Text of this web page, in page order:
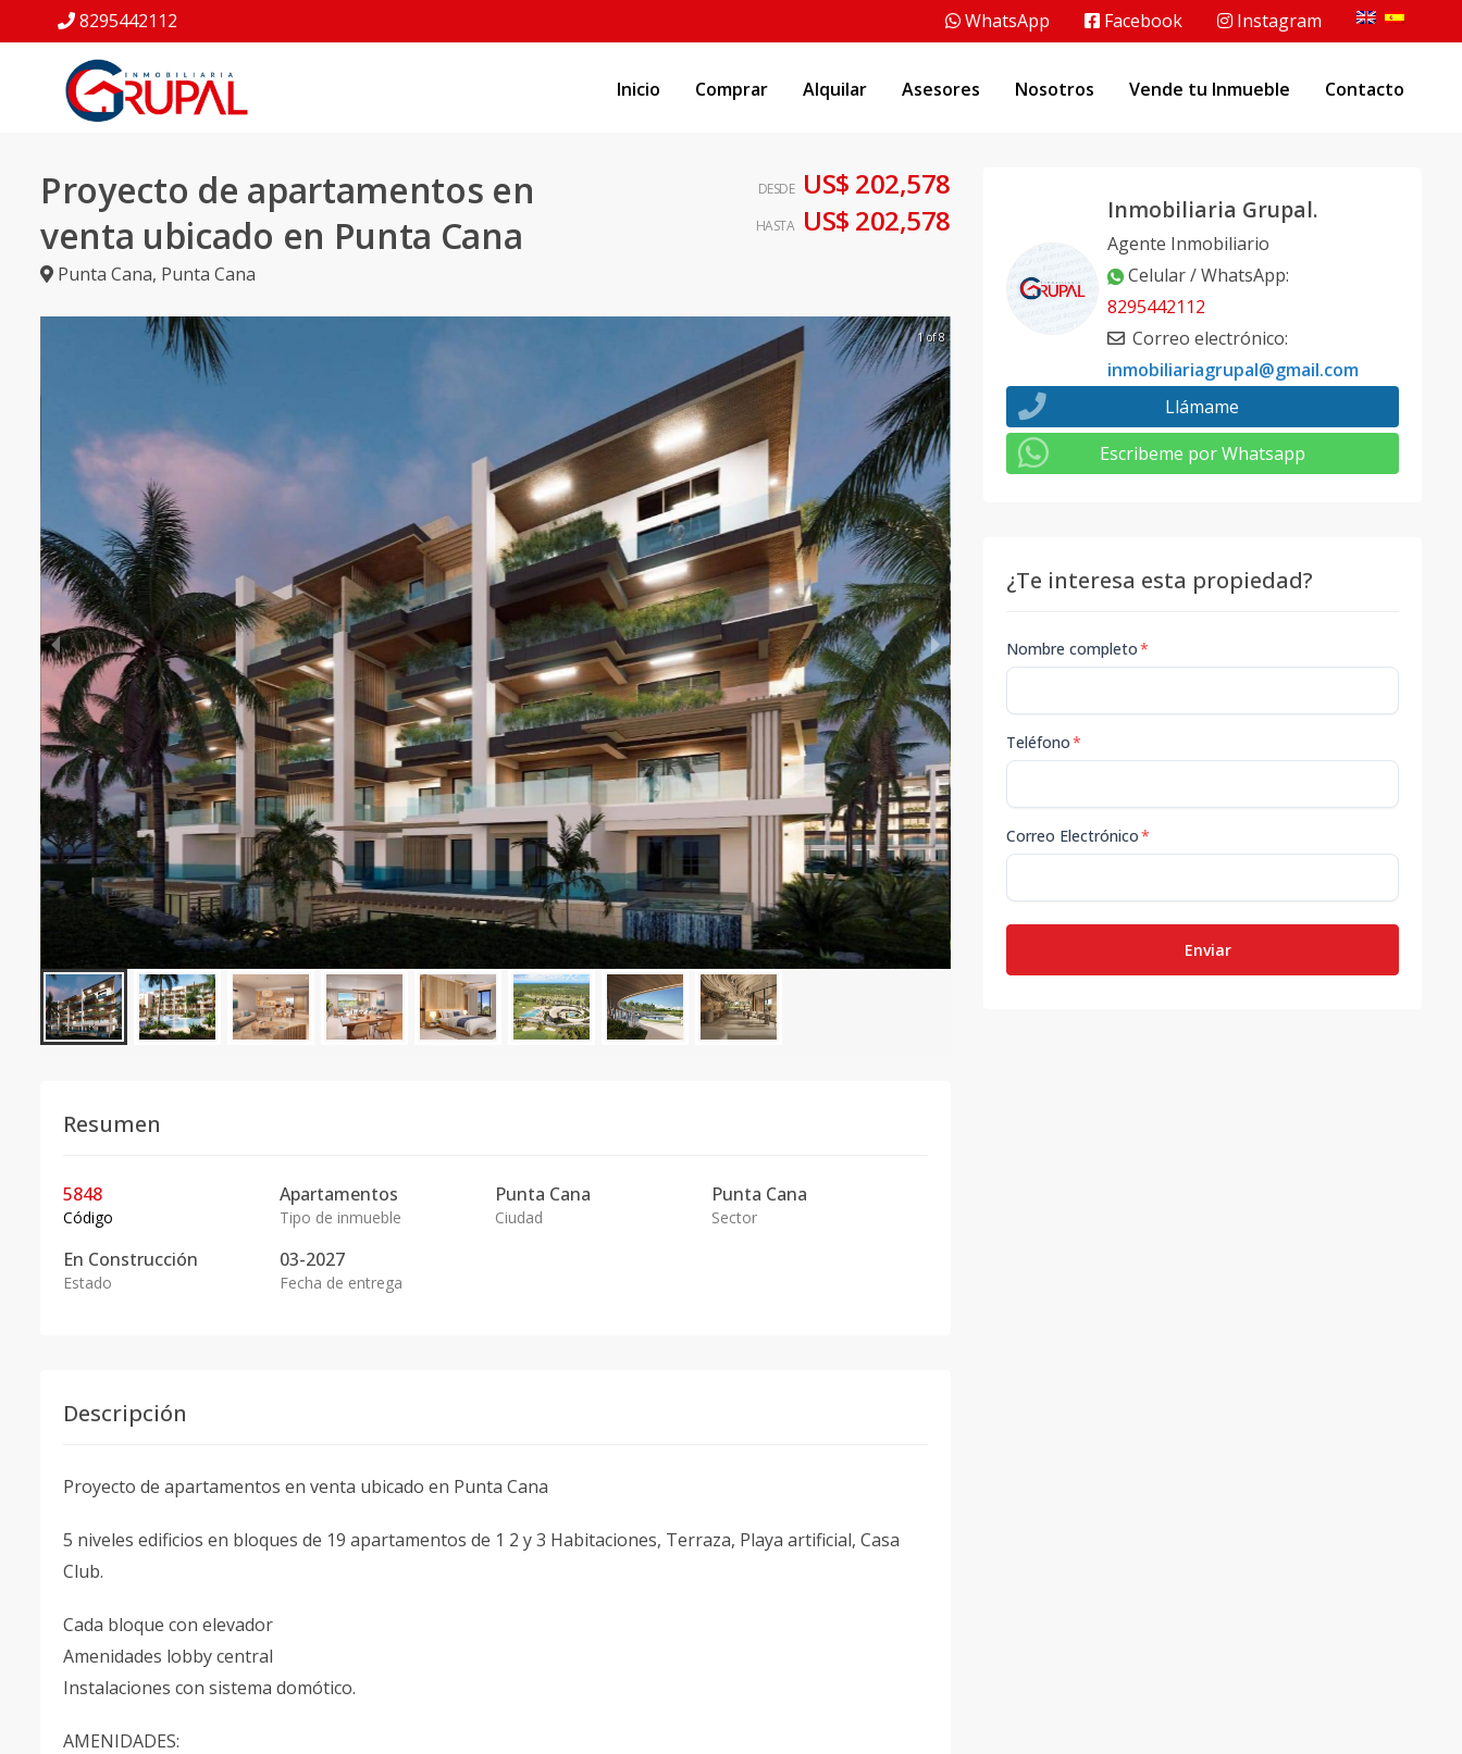
8295442112 WhatsApp Facebook Instagram
Inicio Comprar Alquilar Asesores Nosotros Vende tu Inmueble Contacto
Proyecto de apartamentos en
venta ubicado en Punta Cana
Punta Cana, Punta Cana
DESDE US$ 202,578
HASTA US$ 202,578
1 of 8
Resumen
5848
Código
Apartamentos
Tipo de inmueble
Punta Cana
Ciudad
Punta Cana
Sector
En Construcción
Estado
03-2027
Fecha de entrega
Descripción
Proyecto de apartamentos en venta ubicado en Punta Cana
5 niveles edificios en bloques de 19 apartamentos de 1 2 y 3 Habitaciones, Terraza, Playa artificial, Casa
Club.
Cada bloque con elevador
Amenidades lobby central
Instalaciones con sistema domótico.
AMENIDADES:
Inmobiliaria Grupal.
Agente Inmobiliario
Celular / WhatsApp:
8295442112
Correo electrónico:
inmobiliariagrupal@gmail.com
Llámame
Escribeme por Whatsapp
¿Te interesa esta propiedad?
Nombre completo*
Teléfono*
Correo Electrónico*
Enviar